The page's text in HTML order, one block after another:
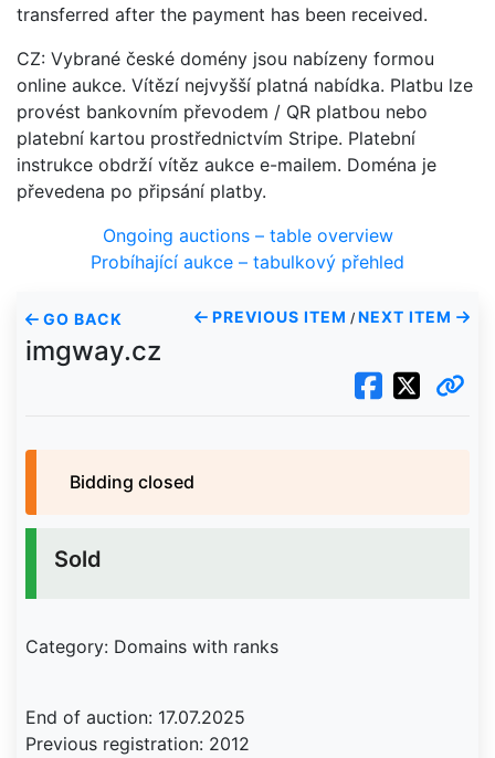
transferred after the payment has been received.
CZ: Vybrané české domény jsou nabízeny formou
online aukce. Vítězí nejvyšší platná nabídka. Platbu lze
provést bankovním převodem / QR platbou nebo
platební kartou prostřednictvím Stripe. Platební
instrukce obdrží vítěz aukce e-mailem. Doména je
převedena po připsání platby.
Ongoing auctions – table overview
Probíhající aukce – tabulkový přehled
GO BACK PREVIOUS ITEM / NEXT ITEM
imgway.cz
Bidding closed
Sold
Category: Domains with ranks
End of auction: 17.07.2025